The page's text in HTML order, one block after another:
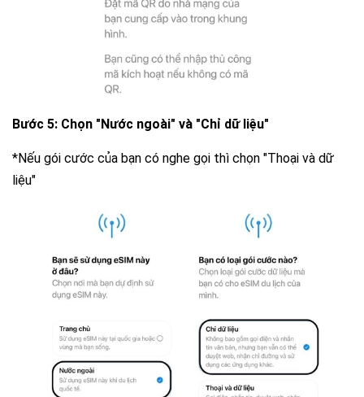
Bước 5: Chọn "Nước ngoài" và "Chỉ dữ liệu"
*Nếu gói cước của bạn có nghe gọi thì chọn "Thoại và dữ
liệu"